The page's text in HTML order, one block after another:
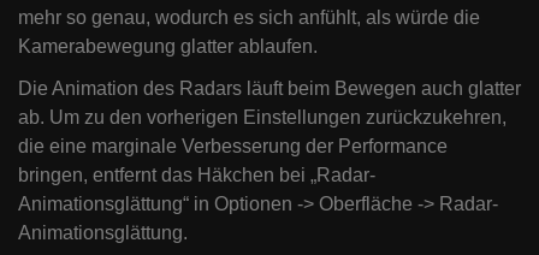
mehr so genau, wodurch es sich anfühlt, als würde die
Kamerabewegung glatter ablaufen.
Die Animation des Radars läuft beim Bewegen auch glatter
ab. Um zu den vorherigen Einstellungen zurückzukehren,
die eine marginale Verbesserung der Performance
bringen, entfernt das Häkchen bei „Radar-
Animationsglättung“ in Optionen -> Oberfläche -> Radar-
Animationsglättung.